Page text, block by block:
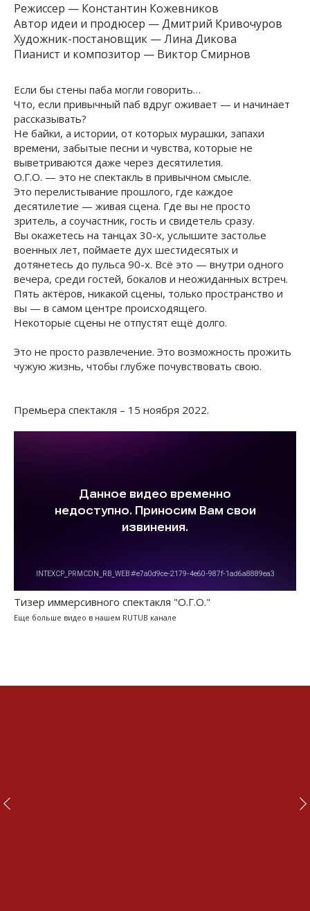
Режиссер — Константин Кожевников
Автор идеи и продюсер — Дмитрий Кривочуров
Художник-постановщик — Лина Дикова
Пианист и композитор — Виктор Смирнов
Если бы стены паба могли говорить…
Что, если привычный паб вдруг оживает — и начинает
рассказывать?
Не байки, а истории, от которых мурашки, запахи
времени, забытые песни и чувства, которые не
выветриваются даже через десятилетия.
О.Г.О. — это не спектакль в привычном смысле.
Это перелистывание прошлого, где каждое
десятилетие — живая сцена. Где вы не просто
зритель, а соучастник, гость и свидетель сразу.
Вы окажетесь на танцах 30-х, услышите застолье
военных лет, поймаете дух шестидесятых и
дотянетесь до пульса 90-х. Всё это — внутри одного
вечера, среди гостей, бокалов и неожиданных встреч.
Пять актёров, никакой сцены, только пространство и
вы — в самом центре происходящего.
Некоторые сцены не отпустят ещё долго.
Это не просто развлечение. Это возможность прожить
чужую жизнь, чтобы глубже почувствовать свою.
Премьера спектакля – 15 ноября 2022.
Тизер иммерсивного спектакля "О.Г.О."
Еще больше видео в нашем RUTUB канале